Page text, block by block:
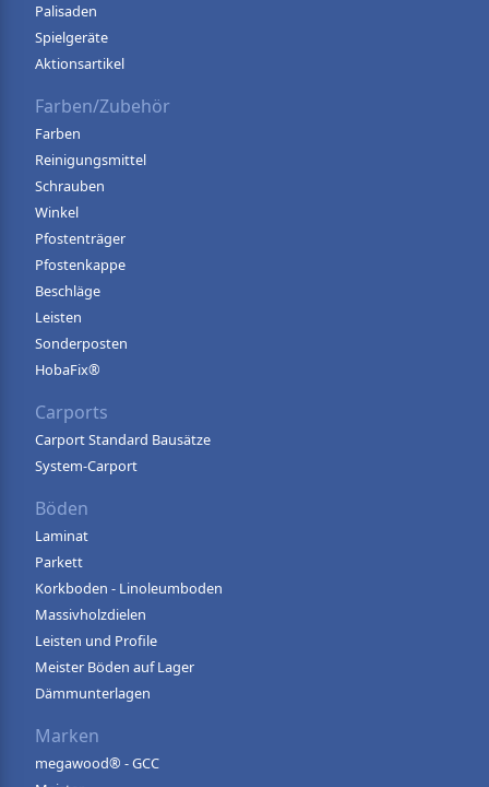
Palisaden
Spielgeräte
Aktionsartikel
Farben/Zubehör
Farben
Reinigungsmittel
Schrauben
Winkel
Pfostenträger
Pfostenkappe
Beschläge
Leisten
Sonderposten
HobaFix®
Carports
Carport Standard Bausätze
System-Carport
Böden
Laminat
Parkett
Korkboden - Linoleumboden
Massivholzdielen
Leisten und Profile
Meister Böden auf Lager
Dämmunterlagen
Marken
megawood® - GCC